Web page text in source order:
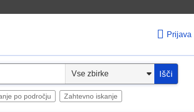
Prijava
Išči
po področju Zahtevno iskanje